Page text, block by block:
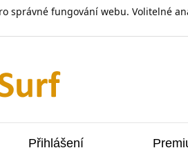
správné fungování webu. Volitelné
Přihlášení